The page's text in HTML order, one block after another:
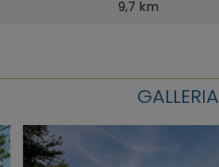
9,7 km
GALLERIA